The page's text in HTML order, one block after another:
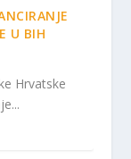
U BIH
Hrvatske